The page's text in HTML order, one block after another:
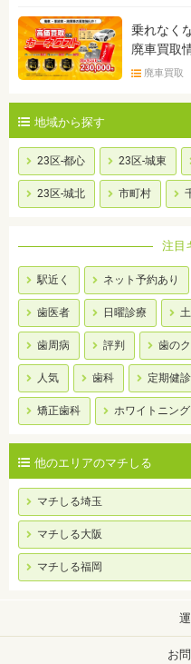
乗れなく
廃車買取
廃車買取
地域から探す
23区-都心 23区-城東
23区-城北 市町村
注目
駅近く ネット予約あり
歯医者 日曜診療
歯周病 評判 歯の
人気 歯科 定期健診
矯正歯科 ホワイトニング
他のエリアのマチしる
マチしる埼玉
マチしる大阪
マチしる福岡
お